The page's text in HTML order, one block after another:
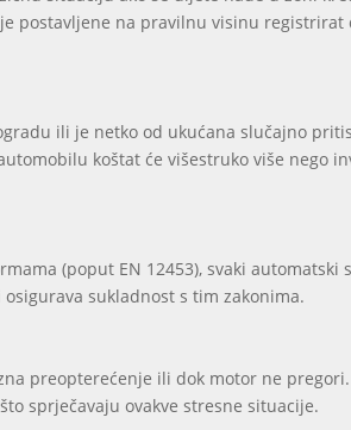
postavljene na pravilnu visinu registrirat
ili je netko od ukućana slučajno
koštat će višestruko više nego
(poput EN 12453), svaki automatski
osigurava sukladnost s tim zakonima.
preopterećenje ili dok motor ne pregori.
sprječavaju ovakve stresne situacije.